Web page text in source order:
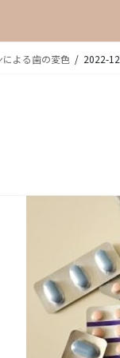
よる歯の変色 2022-